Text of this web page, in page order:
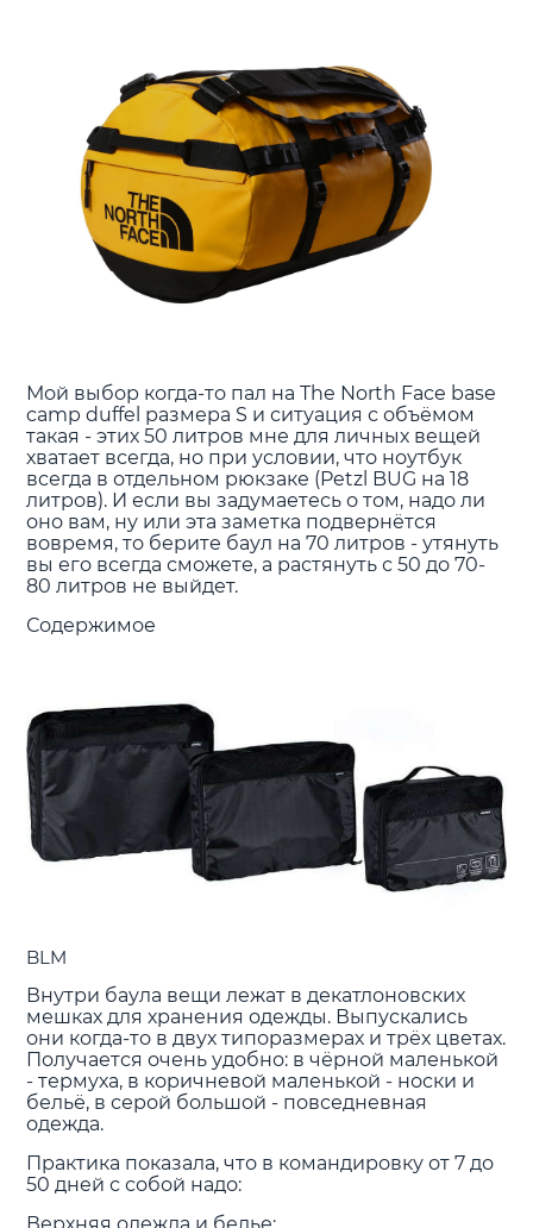
Мой выбор когда-то пал на The North Face base
camp duffel размера S и ситуация с объёмом
такая - этих 50 литров мне для личных вещей
хватает всегда, но при условии, что ноутбук
всегда в отдельном рюкзаке (Petzl BUG на 18
литров). И если вы задумаетесь о том, надо ли
оно вам, ну или эта заметка подвернётся
вовремя, то берите баул на 70 литров - утянуть
вы его всегда сможете, а растянуть с 50 до 70-
80 литров не выйдет.
Содержимое
BLM
Внутри баула вещи лежат в декатлоновских
мешках для хранения одежды. Выпускались
они когда-то в двух типоразмерах и трёх цветах.
Получается очень удобно: в чёрной маленькой
- термуха, в коричневой маленькой - носки и
бельё, в серой большой - повседневная
одежда.
Практика показала, что в командировку от 7 до
50 дней с собой надо: